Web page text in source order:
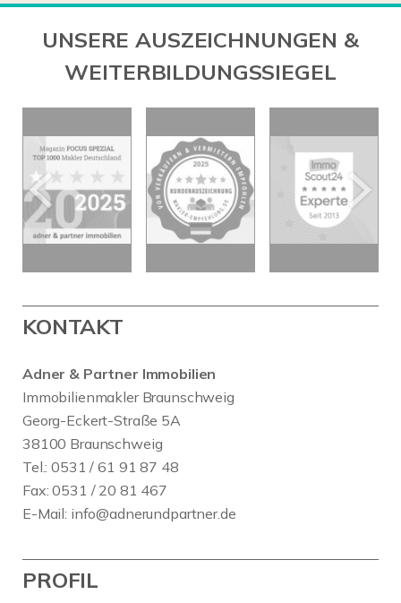
UNSERE AUSZEICHNUNGEN &
WEITERBILDUNGSSIEGEL
KONTAKT
Adner & Partner Immobilien
Immobilienmakler Braunschweig
Georg-Eckert-Straße 5A
38100 Braunschweig
Tel.: 0531 / 61 91 87 48
Fax: 0531 / 20 81 467
E-Mail: info@adnerundpartner.de
PROFIL